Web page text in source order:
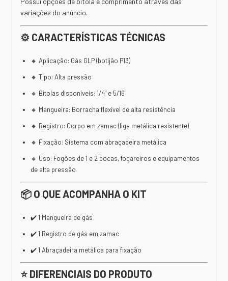
variações do anúncio.
⚙️ CARACTERÍSTICAS TÉCNICAS
🔸 Aplicação: Gás GLP (botijão P13)
🔸 Tipo: Alta pressão
🔸 Bitolas disponíveis: 1/4" e 5/16"
🔸 Mangueira: Borracha flexível de alta resistência
🔸 Registro: Corpo em zamac (liga metálica resistente)
🔸 Fixação: Sistema com abraçadeira metálica
🔸 Uso: Fogões de 1 e 2 bocas, fogareiros e equipamentos
de alta pressão
📦 O QUE ACOMPANHA O KIT
✔️ 1 Mangueira de gás
✔️ 1 Registro de gás em zamac
✔️ 1 Abraçadeira metálica para fixação
⭐ DIFERENCIAIS DO PRODUTO